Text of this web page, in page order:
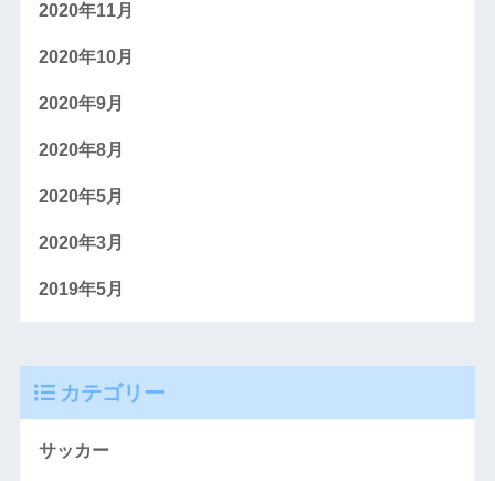
2020年11月
2020年10月
2020年9月
2020年8月
2020年5月
2020年3月
2019年5月
カテゴリー
サッカー